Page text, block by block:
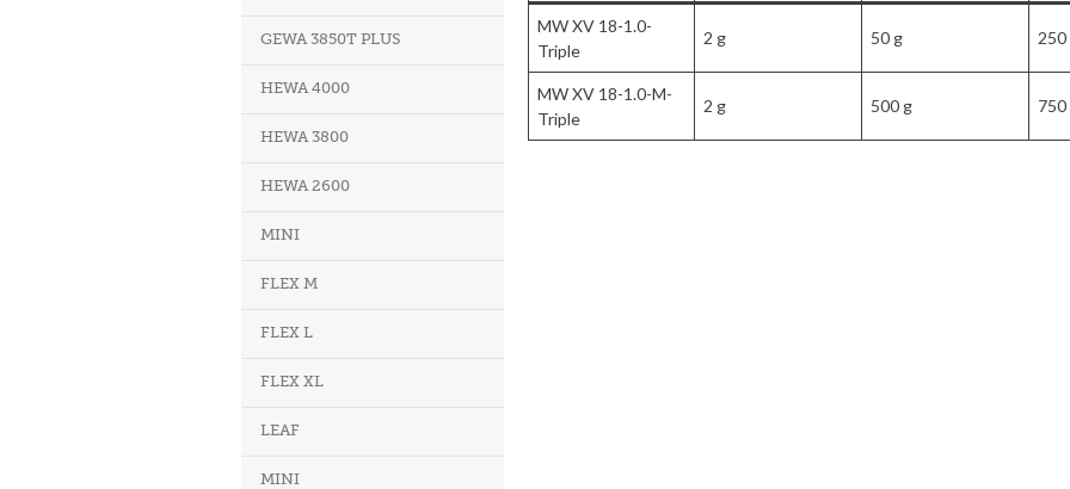
GEWA 3850T PLUS
HEWA 4000
HEWA 3800
HEWA 2600
MINI
FLEX M
FLEX L
FLEX XL
LEAF
MINI
MW XV 18-1.0-
Triple
2 g 50 g 250
MW XV 18-1.0-M-
Triple
2 g 500 g 750